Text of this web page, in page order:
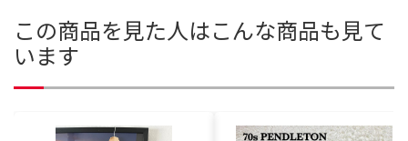
この商品を見た人はこんな商品も見て
います